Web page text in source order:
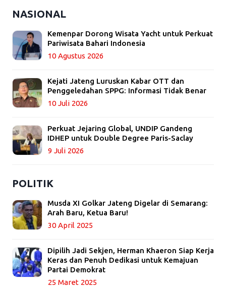
NASIONAL
Kemenpar Dorong Wisata Yacht untuk Perkuat
Pariwisata Bahari Indonesia
10 Agustus 2026
Kejati Jateng Luruskan Kabar OTT dan
Penggeledahan SPPG: Informasi Tidak Benar
10 Juli 2026
Perkuat Jejaring Global, UNDIP Gandeng
IDHEP untuk Double Degree Paris-Saclay
9 Juli 2026
POLITIK
Musda XI Golkar Jateng Digelar di Semarang:
Arah Baru, Ketua Baru!
30 April 2025
Dipilih Jadi Sekjen, Herman Khaeron Siap Kerja
Keras dan Penuh Dedikasi untuk Kemajuan
Partai Demokrat
25 Maret 2025